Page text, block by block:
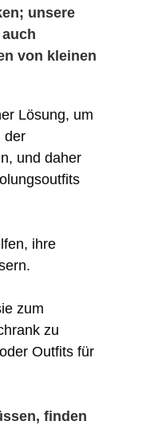
unsere
von kleinen
Lösung, um
der
und daher
ihre
zum
zu
Outfits für
finden